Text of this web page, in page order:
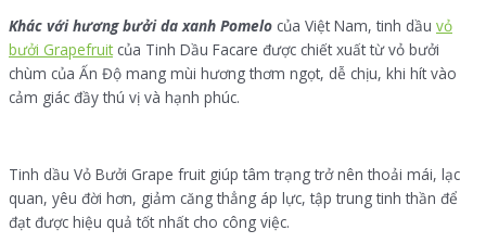
Khác với hương bưởi da xanh Pomelo của Việt Nam, tinh dầu vỏ
bưởi Grapefruitcủa Tinh Dầu Facare được chiết xuất từ vỏ bưởi
chùm của Ấn Độ mang mùi hương thơm ngọt, dễ chịu, khi hít vào
cảm giác đầy thú vị và hạnh phúc.
Tinh dầu Vỏ Bưởi Grape fruit giúp tâm trạng trở nên thoải mái, lạc
quan, yêu đời hơn, giảm căng thẳng áp lực, tập trung tinh thần để
đạt được hiệu quả tốt nhất cho công việc.